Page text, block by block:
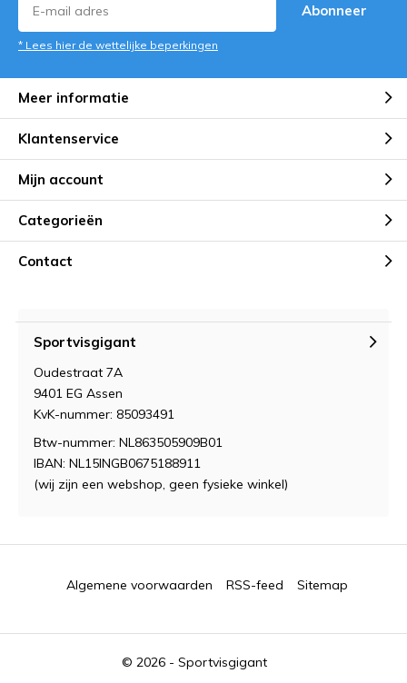
Abonneer
* Lees hier de wettelijke beperkingen
Meer informatie
Klantenservice
Mijn account
Categorieën
Contact
Sportvisgigant
Oudestraat 7A
9401 EG Assen
KvK-nummer: 85093491
Btw-nummer: NL863505909B01
IBAN: NL15INGB0675188911
(wij zijn een webshop, geen fysieke winkel)
© 2026 - Sportvisgigant
Algemene voorwaarden RSS-feed Sitemap